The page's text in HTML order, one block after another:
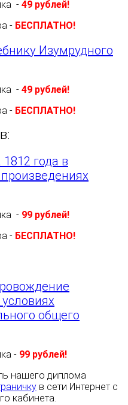
- 49 рублей!
- БЕСПЛАТНО!
Изумрудного
- 49 рублей!
- БЕСПЛАТНО!
года в
- 99 рублей!
- БЕСПЛАТНО!
общего
- 99 рублей!
нашего диплома
в сети Интернет с
кабинета.